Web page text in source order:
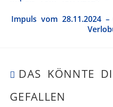
Impuls vom 28.11.2024
DAS KÖNNTE
GEFALLEN